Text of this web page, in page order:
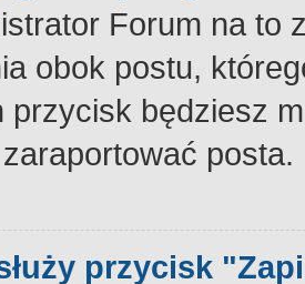
Forum na to
obok postu,
przycisk będziesz
posta.
przycisk